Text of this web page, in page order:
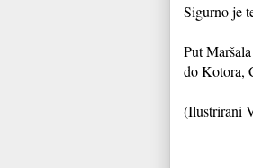
Sigurno je
Put
do Kotora,
(Ilustrirani